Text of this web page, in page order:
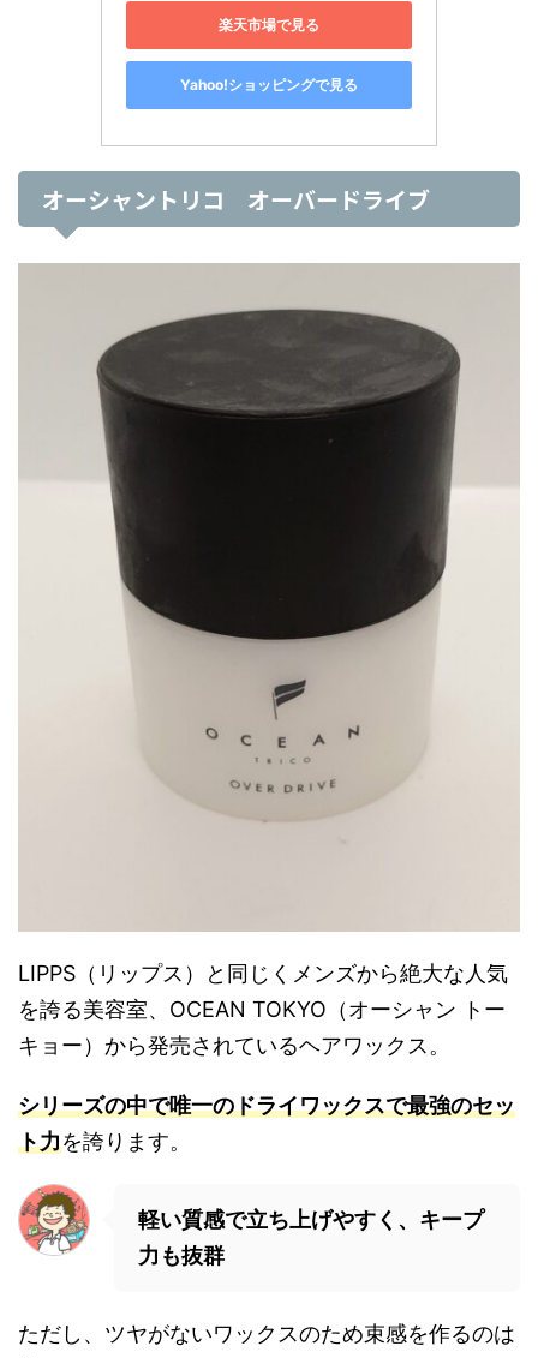
楽天市場で見る
Yahoo!ショッピングで見る
オーシャントリコ オーバードライブ
LIPPS（リップス）と同じくメンズから絶大な人気
を誇る美容室、OCEAN TOKYO（オーシャン トー
キョー）から発売されているヘアワックス。
シリーズの中で唯一のドライワックスで最強のセッ
ト力を誇ります。
軽い質感で立ち上げやすく、キープ
力も抜群
ただし、ツヤがないワックスのため束感を作るのは